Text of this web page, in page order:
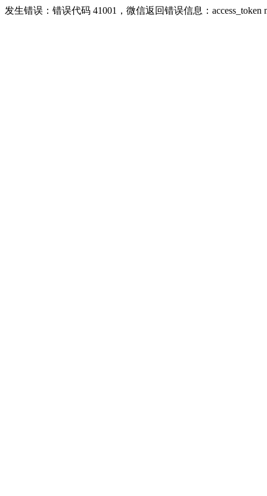
发生错误：错误代码 41001，微信返回错误信息：access_token